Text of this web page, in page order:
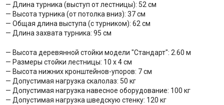
— Длина турника (выступ от лестницы): 52 см
— Высота турника (от потолка вниз): 37 см
— Общая длина выступа (с турником): 62 см
— Длина захвата турника: 95 см
— Высота деревянной стойки модели "Стандарт": 2.60 м
— Размеры стойки лестницы: 10 х 4 см
— Высота нижних кронштейнов-упоров: 7 см
— Допустимая нагрузка скалолаз: 50 кг
— Допустимая нагрузка навесное оборудование: 100 кг
— Допустимая нагрузка шведскую стенку: 120 кг